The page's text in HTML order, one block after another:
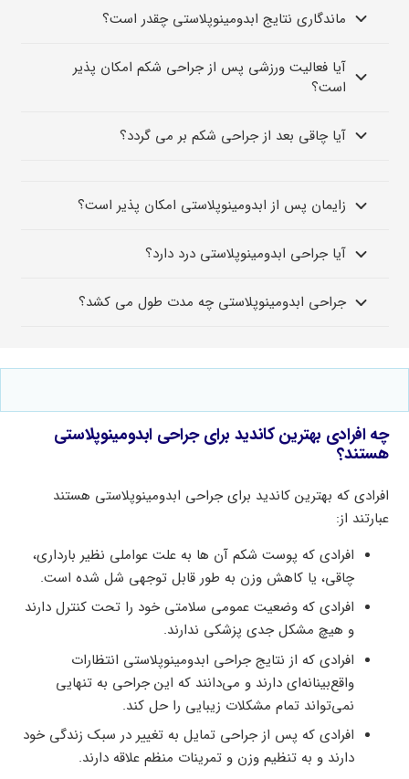
ماندگاری نتایج ابدومینوپلاستی چقدر است؟
آیا فعالیت ورزشی پس از جراحی شکم امکان پذیر
است؟
آیا چاقی بعد از جراحی شکم بر می گردد؟
زایمان پس از ابدومینوپلاستی امکان پذیر است؟
آیا جراحی ابدومینوپلاستی درد دارد؟
جراحی ابدومینوپلاستی چه مدت طول می کشد؟
چه افرادی بهترین کاندید برای جراحی ابدومینوپلاستی
هستند؟
افرادی که بهترین کاندید برای جراحی ابدومینوپلاستی هستند
عبارتند از:
افرادی که پوست شکم آن ها به علت عواملی نظیر بارداری،
چاقی، یا کاهش وزن به طور قابل توجهی شل شده است.
افرادی که وضعیت عمومی سلامتی خود را تحت کنترل دارند
و هیچ مشکل جدی پزشکی ندارند.
افرادی که از نتایج جراحی ابدومینوپلاستی انتظارات
واقع‌بینانه‌ای دارند و می‌دانند که این جراحی به تنهایی
نمی‌تواند تمام مشکلات زیبایی را حل کند.
افرادی که پس از جراحی تمایل به تغییر در سبک زندگی خود
دارند و به تنظیم وزن و تمرینات منظم علاقه دارند.